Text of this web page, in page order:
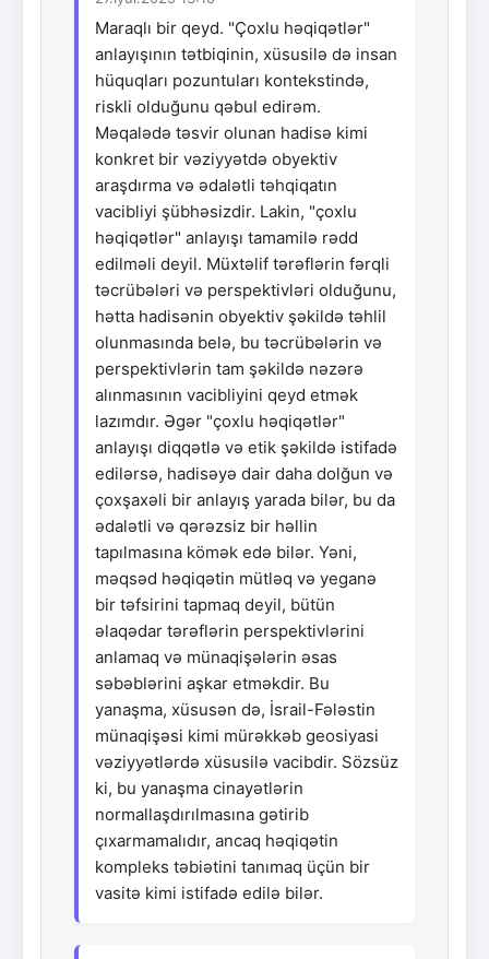
Maraqlı bir qeyd. "Çoxlu həqiqətlər"
anlayışının tətbiqinin, xüsusilə də insan
hüquqları pozuntuları kontekstində,
riskli olduğunu qəbul edirəm.
Məqalədə təsvir olunan hadisə kimi
konkret bir vəziyyətdə obyektiv
araşdırma və ədalətli təhqiqatın
vacibliyi şübhəsizdir. Lakin, "çoxlu
həqiqətlər" anlayışı tamamilə rədd
edilməli deyil. Müxtəlif tərəflərin fərqli
təcrübələri və perspektivləri olduğunu,
hətta hadisənin obyektiv şəkildə təhlil
olunmasında belə, bu təcrübələrin və
perspektivlərin tam şəkildə nəzərə
alınmasının vacibliyini qeyd etmək
lazımdır. Əgər "çoxlu həqiqətlər"
anlayışı diqqətlə və etik şəkildə istifadə
edilərsə, hadisəyə dair daha dolğun və
çoxşaxəli bir anlayış yarada bilər, bu da
ədalətli və qərəzsiz bir həllin
tapılmasına kömək edə bilər. Yəni,
məqsəd həqiqətin mütləq və yeganə
bir təfsirini tapmaq deyil, bütün
əlaqədar tərəflərin perspektivlərini
anlamaq və münaqişələrin əsas
səbəblərini aşkar etməkdir. Bu
yanaşma, xüsusən də, İsrail-Fələstin
münaqişəsi kimi mürəkkəb geosiyasi
vəziyyətlərdə xüsusilə vacibdir. Sözsüz
ki, bu yanaşma cinayətlərin
normallaşdırılmasına gətirib
çıxarmamalıdır, ancaq həqiqətin
kompleks təbiətini tanımaq üçün bir
vasitə kimi istifadə edilə bilər.